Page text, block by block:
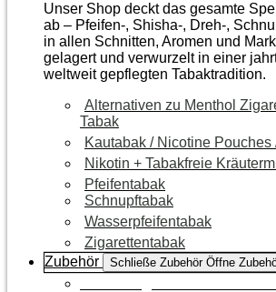
Unser Shop deckt das gesamte
ab – Pfeifen-, Shisha-, Dreh-,
in allen Schnitten, Aromen und
gelagert und verwurzelt in einer
weltweit gepflegten Tabaktradition.
Alternativen zu Menthol
Tabak
Kautabak / Nicotine
Nikotin + Tabakfreie
Pfeifentabak
Schnupftabak
Wasserpfeifentabak
Zigarettentabak
Zubehör
Schließe Zubehör Öffne